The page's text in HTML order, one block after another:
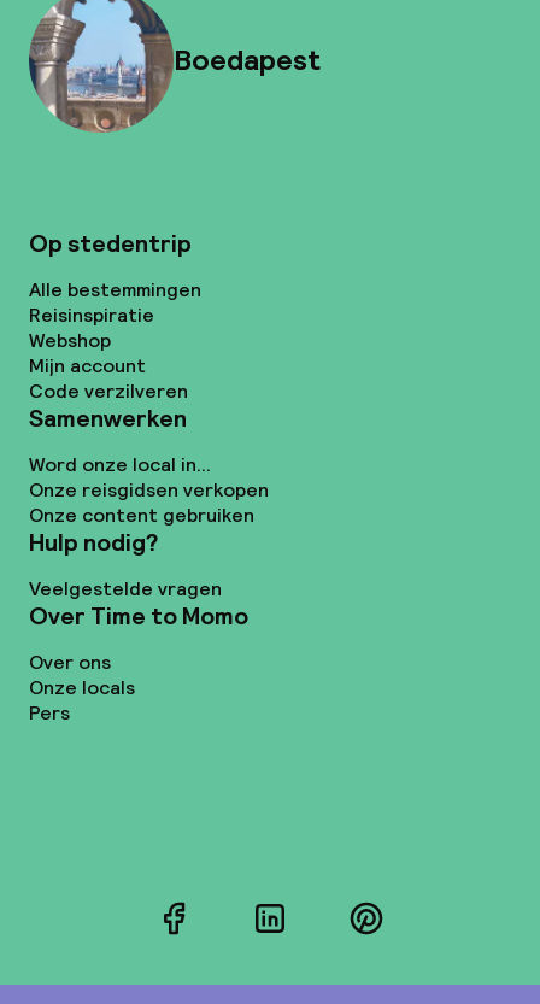
Boedapest
Op stedentrip
Alle bestemmingen
Reisinspiratie
Webshop
Mijn account
Code verzilveren
Samenwerken
Word onze local in...
Onze reisgidsen verkopen
Onze content gebruiken
Hulp nodig?
Veelgestelde vragen
Over Time to Momo
Over ons
Onze locals
Pers
FacebookLinkedInPinterest